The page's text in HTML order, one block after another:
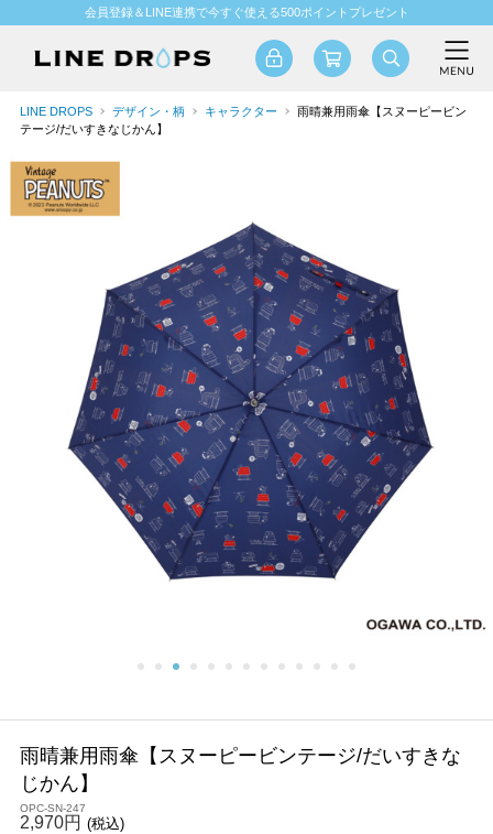
会員登録＆LINE連携で今すぐ使える500ポイントプレゼント
LINE DROPS デザイン・柄 キャラクター
雨晴兼用雨傘【スヌーピービン
テージ/だいすきなじかん】
雨晴兼用雨傘【スヌーピービンテージ/だいすきな
じかん】
OPC-SN-247
2,970円 (税込)